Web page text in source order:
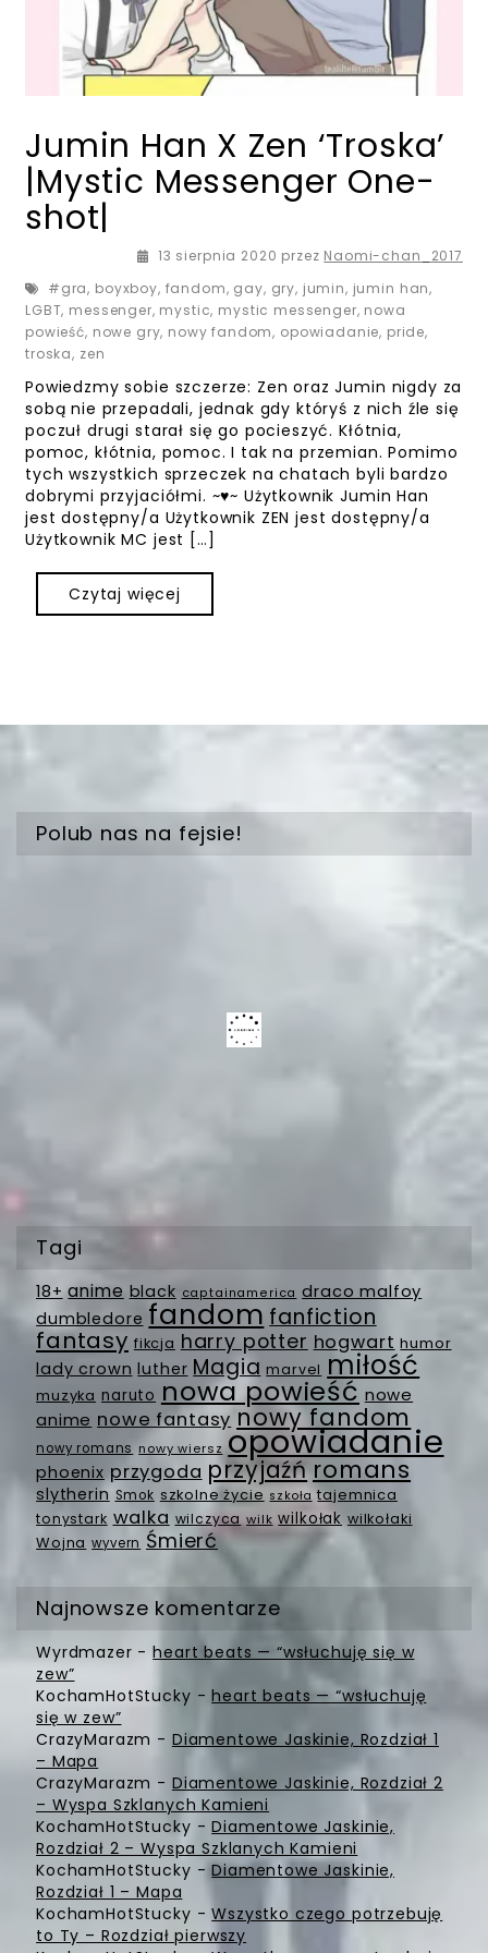
Jumin Han X Zen ‘Troska’
|Mystic Messenger One-
shot|
13 sierpnia 2020 18 sierpnia 2020
przez Naomi-chan_2017
#gra, boyxboy, fandom, gay, gry, jumin, jumin han,
LGBT, messenger, mystic, mystic messenger, nowa
powieść, nowe gry, nowy fandom, opowiadanie, pride,
troska, zen
Powiedzmy sobie szczerze: Zen oraz Jumin nigdy za
sobą nie przepadali, jednak gdy któryś z nich źle się
poczuł drugi starał się go pocieszyć. Kłótnia,
pomoc, kłótnia, pomoc. I tak na przemian. Pomimo
tych wszystkich sprzeczek na chatach byli bardzo
dobrymi przyjaciółmi. ~♥~ Użytkownik Jumin Han
jest dostępny/a Użytkownik ZEN jest dostępny/a
Użytkownik MC jest […]
Czytaj więcej
Polub nas na fejsie!
Tagi
18+ anime black captainamerica draco malfoy
dumbledore fandom fanfiction
fantasy fikcja harry potter hogwart humor
lady crown luther Magia marvel miłość
muzyka naruto nowa powieść nowe
anime nowe fantasy nowy fandom
nowy romans nowy wiersz opowiadanie
phoenix przygoda przyjaźń romans
slytherin Smok szkolne życie szkoła tajemnica
tonystark walka wilczyca wilk wilkołak wilkołaki
Wojna wyvern Śmierć
Najnowsze komentarze
Wyrdmazer -heart beats — “wsłuchuję się w
zew”
KochamHotStucky -heart beats — “wsłuchuję
się w zew”
CrazyMarazm - Diamentowe Jaskinie, Rozdział 1
– Mapa
CrazyMarazm - Diamentowe Jaskinie, Rozdział 2
– Wyspa Szklanych Kamieni
KochamHotStucky -Diamentowe Jaskinie,
Rozdział 2 – Wyspa Szklanych Kamieni
KochamHotStucky -Diamentowe Jaskinie,
Rozdział 1 – Mapa
KochamHotStucky -Wszystko czego potrzebuję
to Ty – Rozdział pierwszy